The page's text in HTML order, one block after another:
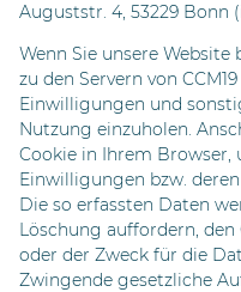
Auguststr. 4, 53229 Bonn
Wenn Sie unsere
zu den Servern von
Einwilligungen und
Nutzung einzuholen.
Cookie in Ihrem Browser,
Einwilligungen bzw.
Die so erfassten Daten
Löschung auffordern, den
oder der Zweck für die
Zwingende gesetzliche